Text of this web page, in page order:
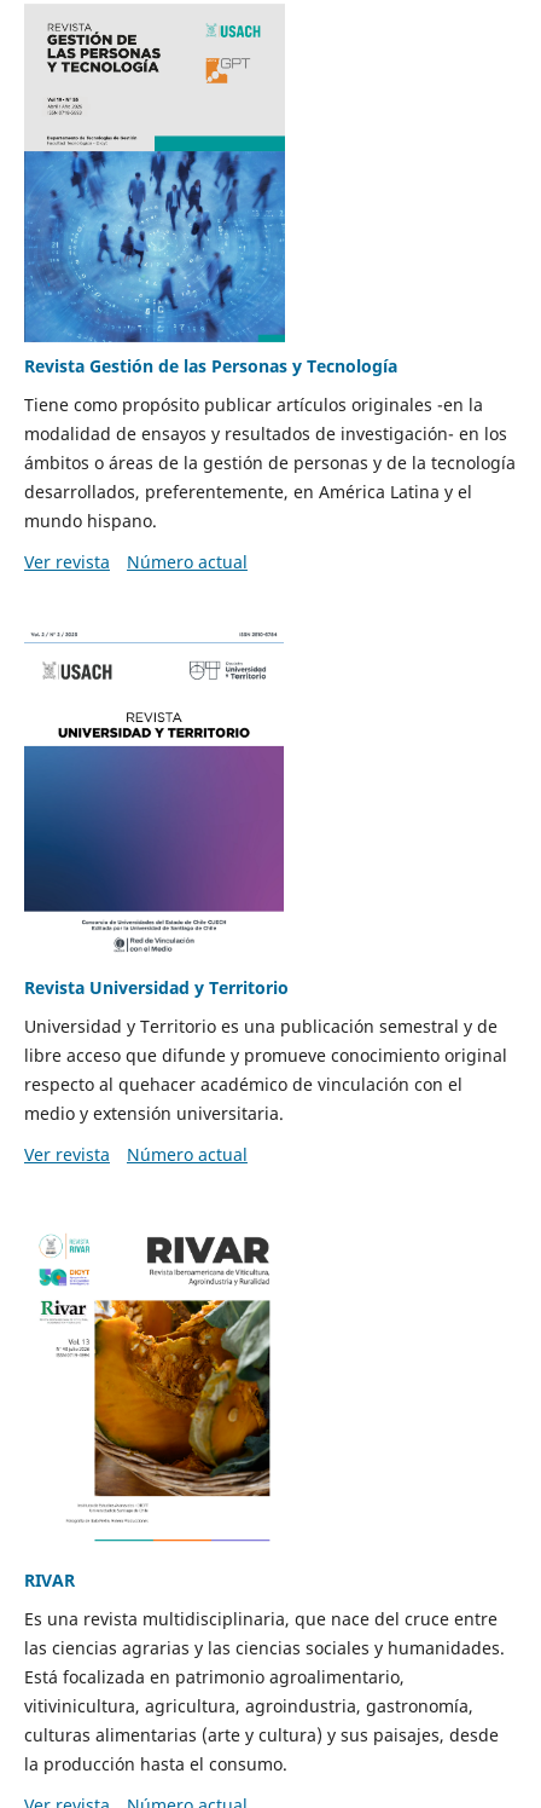
Revista Gestión de las Personas y Tecnología
Tiene como propósito publicar artículos originales -en la
modalidad de ensayos y resultados de investigación- en los
ámbitos o áreas de la gestión de personas y de la tecnología
desarrollados, preferentemente, en América Latina y el
mundo hispano.
Ver revista
Número actual
Revista Universidad y Territorio
Universidad y Territorio es una publicación semestral y de
libre acceso que difunde y promueve conocimiento original
respecto al quehacer académico de vinculación con el
medio y extensión universitaria.
Ver revista
Número actual
RIVAR
Es una revista multidisciplinaria, que nace del cruce entre
las ciencias agrarias y las ciencias sociales y humanidades.
Está focalizada en patrimonio agroalimentario,
vitivinicultura, agricultura, agroindustria, gastronomía,
culturas alimentarias (arte y cultura) y sus paisajes, desde
la producción hasta el consumo.